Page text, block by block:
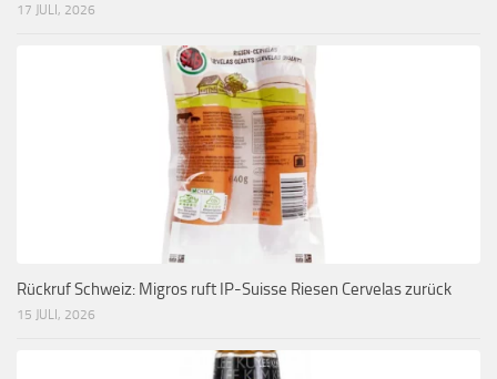
17 JULI, 2026
Rückruf Schweiz: Migros ruft IP-Suisse Riesen Cervelas zurück
15 JULI, 2026